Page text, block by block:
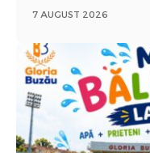
7 AUGUST 2026